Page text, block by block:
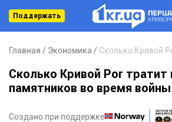
Поддержать
Главная Экономика
Сколько Кривой Рог тратит
памятников во время войны
Создано при поддержке